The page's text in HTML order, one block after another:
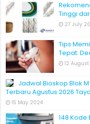
Tinggi
27 July
Tips
Tepat:
12
Jadwal Bioskop Blok
Terbaru Agustus 2026
15 May 2024
148